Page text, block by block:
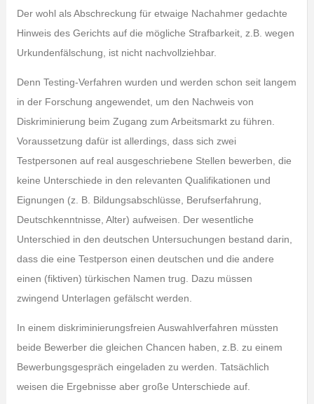
Der wohl als Abschreckung für etwaige Nachahmer gedachte
Hinweis des Gerichts auf die mögliche Strafbarkeit, z.B. wegen
Urkundenfälschung, ist nicht nachvollziehbar.
Denn Testing-Verfahren wurden und werden schon seit langem
in der Forschung angewendet, um den Nachweis von
Diskriminierung beim Zugang zum Arbeitsmarkt zu führen.
Voraussetzung dafür ist allerdings, dass sich zwei
Testpersonen auf real ausgeschriebene Stellen bewerben, die
keine Unterschiede in den relevanten Qualifikationen und
Eignungen (z. B. Bildungsabschlüsse, Berufserfahrung,
Deutschkenntnisse, Alter) aufweisen. Der wesentliche
Unterschied in den deutschen Untersuchungen bestand darin,
dass die eine Testperson einen deutschen und die andere
einen (fiktiven) türkischen Namen trug. Dazu müssen
zwingend Unterlagen gefälscht werden.
In einem diskriminierungsfreien Auswahlverfahren müssten
beide Bewerber die gleichen Chancen haben, z.B. zu einem
Bewerbungsgespräch eingeladen zu werden. Tatsächlich
weisen die Ergebnisse aber große Unterschiede auf.